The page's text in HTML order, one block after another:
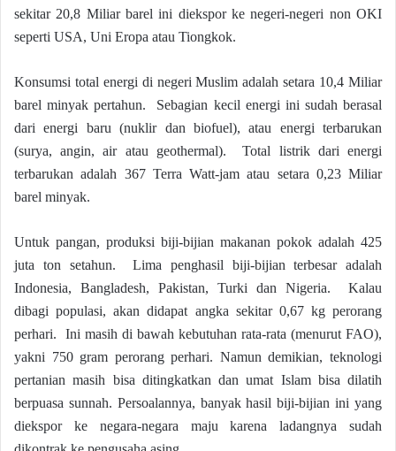
sekitar 20,8 Miliar barel ini diekspor ke negeri-negeri non OKI
seperti USA, Uni Eropa atau Tiongkok.
Konsumsi total energi di negeri Muslim adalah setara 10,4 Miliar
barel minyak pertahun. Sebagian kecil energi ini sudah berasal
dari energi baru (nuklir dan biofuel), atau energi terbarukan
(surya, angin, air atau geothermal). Total listrik dari energi
terbarukan adalah 367 Terra Watt-jam atau setara 0,23 Miliar
barel minyak.
Untuk pangan, produksi biji-bijian makanan pokok adalah 425
juta ton setahun. Lima penghasil biji-bijian terbesar adalah
Indonesia, Bangladesh, Pakistan, Turki dan Nigeria. Kalau
dibagi populasi, akan didapat angka sekitar 0,67 kg perorang
perhari. Ini masih di bawah kebutuhan rata-rata (menurut FAO),
yakni 750 gram perorang perhari. Namun demikian, teknologi
pertanian masih bisa ditingkatkan dan umat Islam bisa dilatih
berpuasa sunnah. Persoalannya, banyak hasil biji-bijian ini yang
diekspor ke negara-negara maju karena ladangnya sudah